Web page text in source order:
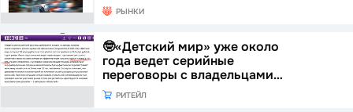
РЫНКИ
🤓«Детский мир» уже около
года ведет серийные
переговоры с владельцами…
РИТЕЙЛ